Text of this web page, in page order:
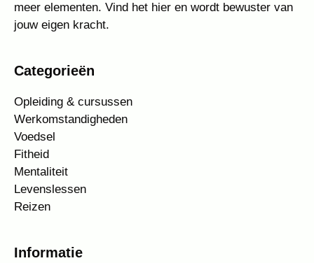
meer elementen. Vind het hier en wordt bewuster van
jouw eigen kracht.
Categorieën
Opleiding & cursussen
Werkomstandigheden
Voedsel
Fitheid
Mentaliteit
Levenslessen
Reizen
Informatie